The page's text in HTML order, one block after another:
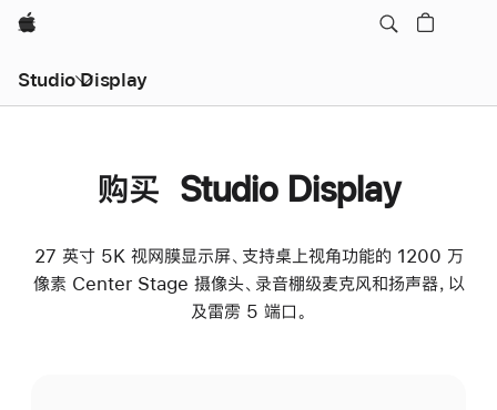
Apple
Studio Display
购买 Studio Display
27 英寸 5K 视网膜显示屏、支持桌上视角功能的 1200 万
像素 Center Stage 摄像头、录音棚级麦克风和扬声器，以
及雷雳 5 端口。